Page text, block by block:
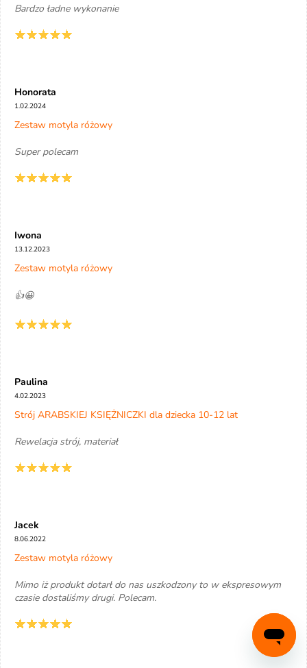
Bardzo ładne wykonanie
Honorata
1.02.2024
Zestaw motyla różowy
Super polecam
Iwona
13.12.2023
Zestaw motyla różowy
👍😀
Paulina
4.02.2023
Strój ARABSKIEJ KSIĘŻNICZKI dla dziecka 10-12 lat
Rewelacja strój, materiał
Jacek
8.06.2022
Zestaw motyla różowy
Mimo iż produkt dotarł do nas uszkodzony to w ekspresowym
czasie dostaliśmy drugi. Polecam.